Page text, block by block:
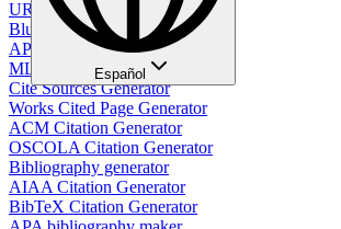
URL to APA Citation
Bluebook Citation Generator
APA Style Table Generator
MLA Bibliography Generator
Cite Sources Generator
Works Cited Page Generator
ACM Citation Generator
OSCOLA Citation Generator
Bibliography generator
AIAA Citation Generator
BibTeX Citation Generator
Español